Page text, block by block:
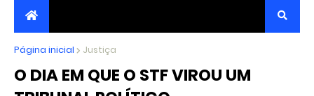
JORNALISMO INDEPENDENTE, TRANSPARENTE E
CRÍTICO
Página inicial Justiça
O DIA EM QUE O STF VIROU UM